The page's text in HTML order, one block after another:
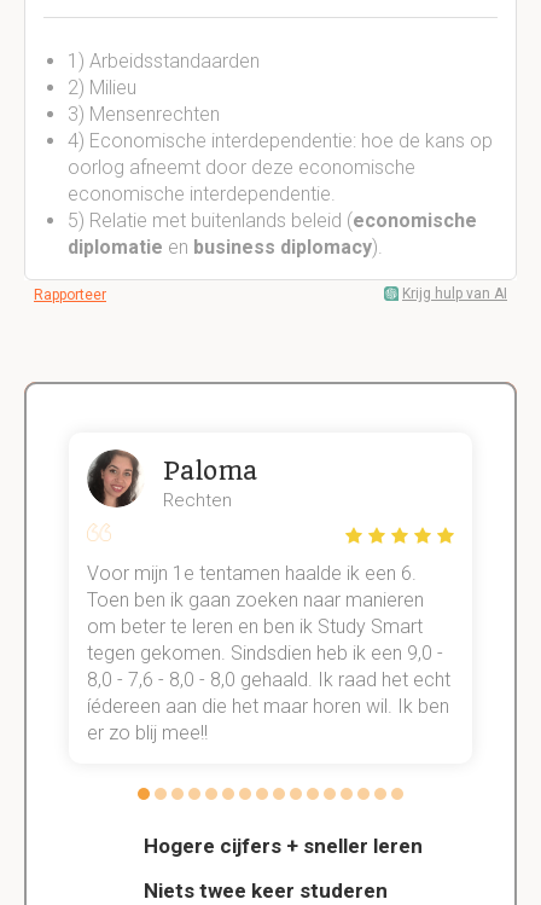
1) Arbeidsstandaarden
2) Milieu
3) Mensenrechten
4) Economische interdependentie: hoe de kans op
oorlog afneemt door deze economische
economische interdependentie.
5) Relatie met buitenlands beleid (economische
diplomatie en business diplomacy).
Rapporteer Krijg hulp van AI
Hogere cijfers + sneller leren
Niets twee keer studeren
Paloma
Rechten
Voor mijn 1e tentamen haalde ik een 6.
Toen ben ik gaan zoeken naar manieren
om beter te leren en ben ik Study Smart
tegen gekomen. Sindsdien heb ik een 9,0 -
8,0 - 7,6 - 8,0 - 8,0 gehaald. Ik raad het echt
íédereen aan die het maar horen wil. Ik ben
er zo blij mee!!